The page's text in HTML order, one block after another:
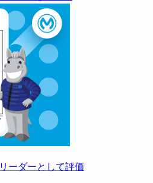
ーダーとして評価